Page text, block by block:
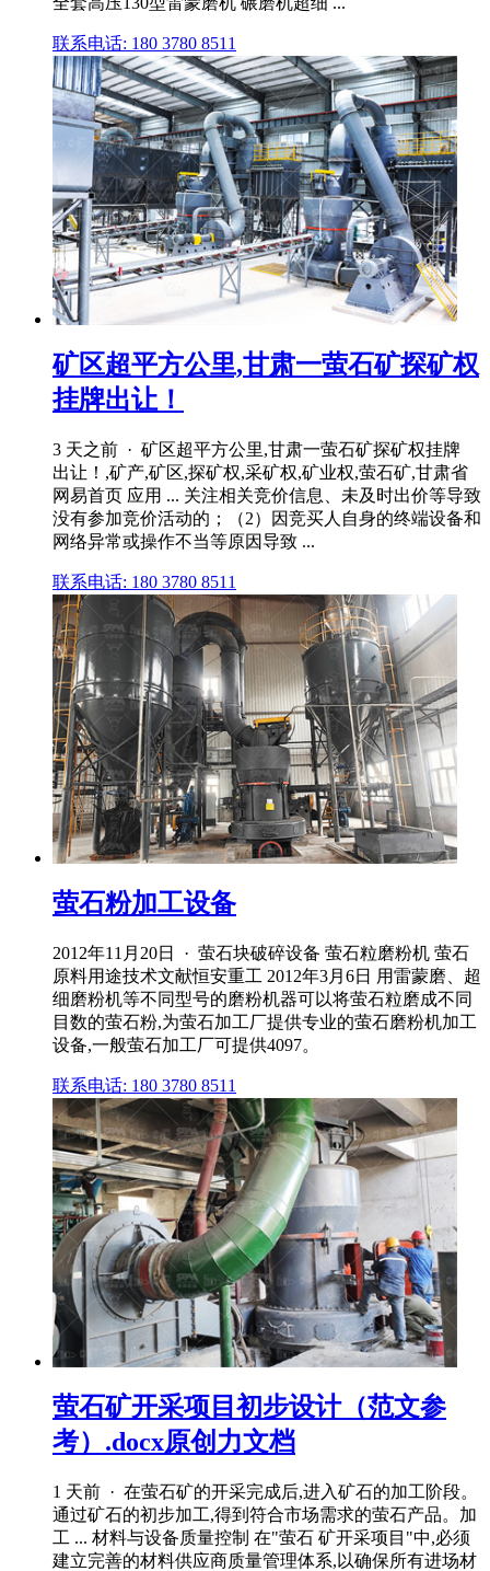
联系电话: 180 3780 8511
矿区超平方公里,甘肃一萤石矿探矿权
挂牌出让！
3 天之前 · 矿区超平方公里,甘肃一萤石矿探矿权挂牌
出让！,矿产,矿区,探矿权,采矿权,矿业权,萤石矿,甘肃省
网易首页 应用 ... 关注相关竞价信息、未及时出价等导致
没有参加竞价活动的；（2）因竞买人自身的终端设备和
网络异常或操作不当等原因导致 ...
联系电话: 180 3780 8511
萤石粉加工设备
2012年11月20日 · 萤石块破碎设备 萤石粒磨粉机 萤石
原料用途技术文献恒安重工 2012年3月6日 用雷蒙磨、超
细磨粉机等不同型号的磨粉机器可以将萤石粒磨成不同
目数的萤石粉,为萤石加工厂提供专业的萤石磨粉机加工
设备,一般萤石加工厂可提供4097。
联系电话: 180 3780 8511
萤石矿开采项目初步设计（范文参
考）.docx原创力文档
1 天前 · 在萤石矿的开采完成后,进入矿石的加工阶段。
通过矿石的初步加工,得到符合市场需求的萤石产品。加
工 ... 材料与设备质量控制 在"萤石 矿开采项目"中,必须
建立完善的材料供应商质量管理体系,以确保所有进场材